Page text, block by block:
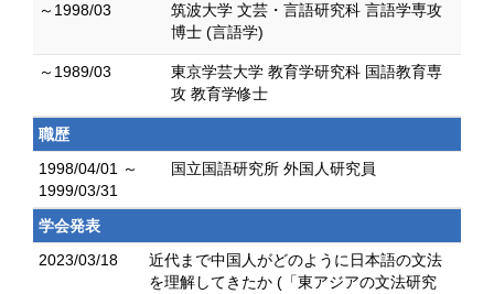
～1998/03
筑波大学 文芸・言語研究科 言語学専攻
博士 (言語学)
～1989/03
東京学芸大学 教育学研究科 国語教育専
攻 教育学修士
職歴
1998/04/01 ～
1999/03/31
国立国語研究所 外国人研究員
学会発表
2023/03/18
近代まで中国人がどのように日本語の文法
を理解してきたか (「東アジアの文法研究